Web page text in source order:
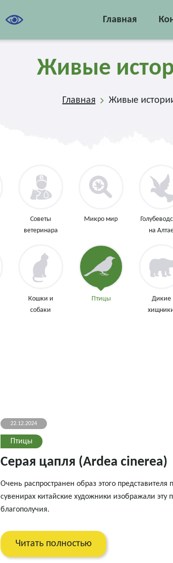
Главная
Живые
Главная Живые
Советы
ветеринара
Микро мир
на
Кошки и
собаки
Птицы
Дикие
22.12.2024
Птицы
Серая цапля (Ardea cinerea)
Очень распространен образ этого
сувенирах китайские художники изображали эту
благополучия.
Читать полностью